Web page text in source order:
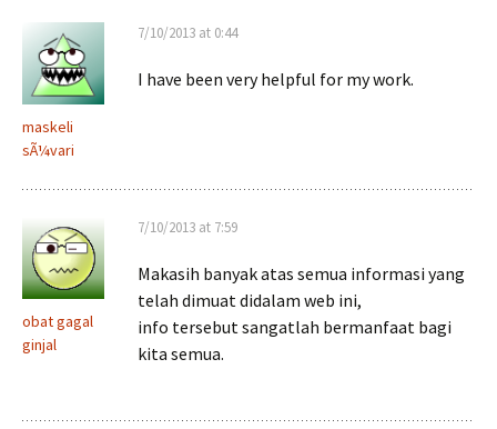
maskeli
sÃ¼vari
7/10/2013 at 0:44
I have been very helpful for my work.
obat gagal
ginjal
7/10/2013 at 7:59
Makasih banyak atas semua informasi yang
telah dimuat didalam web ini,
info tersebut sangatlah bermanfaat bagi
kita semua.